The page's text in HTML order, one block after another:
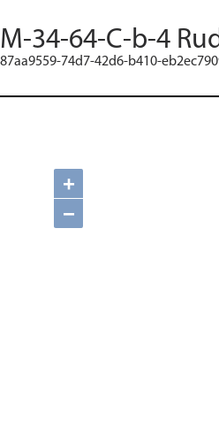
M-34-64-C-b-4
87aa9559-74d7-42d6-b410-
+
−